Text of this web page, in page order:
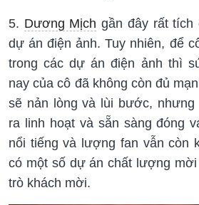
5. Dương Mịch gần đây rất
dự án điện ảnh. Tuy nhiên, để
trong các dự án điện ảnh thì
nay của cô đã không còn đủ
sẽ nản lòng và lùi bước,
ra linh hoạt và sẵn sàng đóng
nổi tiếng và lượng fan vẫn còn
có một số dự án chất lượng
trò khách mời.